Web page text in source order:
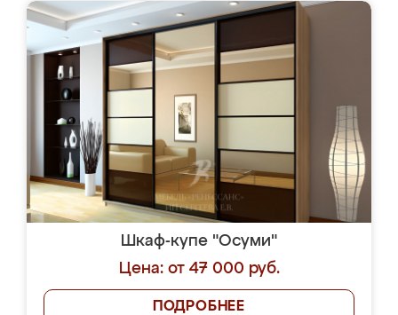
Шкаф-купе "Осуми"
Цена: от 47 000 руб.
ПОДРОБНЕЕ